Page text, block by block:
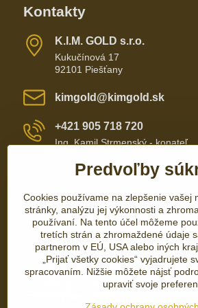
Kontakty
K​​.I​​.M​​. GOLD s​​.r​​.o​​.
Kukučínová 17
92101 Piešťany
kimgold​@kimgold​.sk
+421 905 718 720
Ing. Kamil Strmenský - konateľ
+421 905 657 700
+421 337 735 110
Predvoľby
Cookies používame na zlepšenie vašej
stránky, analýzu jej výkonnosti a
používaní. Na tento účel môžeme
tretích strán a zhromaždené údaje
partnerom v EÚ, USA alebo iných
„Prijať všetky cookies“ vyjadrujete
spracovaním. Nižšie môžete nájsť
upraviť svoje